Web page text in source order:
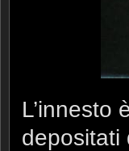
L’innesto
depositati